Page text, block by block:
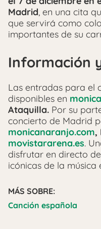
Madrid, en una cita
que servirá como
importantes de su
Información
Las entradas para el
disponibles en
Ataquilla. Por su
concierto de Madrid
monicanaranjo.com,
movistararena.es.
disfrutar en directo
icónicas de la música
MÁS SOBRE:
Canción española